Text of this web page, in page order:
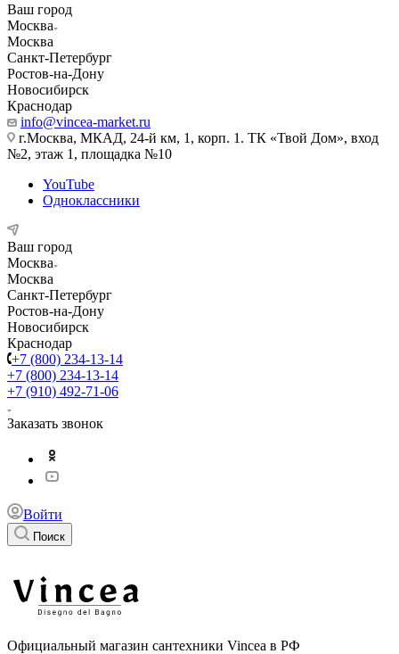
Ваш город
Москва
Москва
Санкт-Петербург
Ростов-на-Дону
Новосибирск
Краснодар
info@vincea-market.ru
г.Москва, МКАД, 24-й км, 1, корп. 1. ТК «Твой Дом», вход
№2, этаж 1, площадка №10
YouTube
Одноклассники
Ваш город
Москва
Москва
Санкт-Петербург
Ростов-на-Дону
Новосибирск
Краснодар
+7 (800) 234-13-14
+7 (800) 234-13-14
+7 (910) 492-71-06
Заказать звонок
Войти
Поиск
Официальный магазин сантехники Vincea в РФ